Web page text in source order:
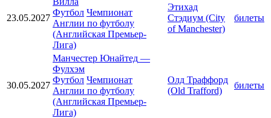
23.05.2027
Футбол Чемпионат
Англии по футболу
(Английская Премьер-
Лига)
Этихад
Стэдиум (City
of Manchester)
билеты
30.05.2027
Манчестер Юнайтед —
Фулхэм
Футбол Чемпионат
Англии по футболу
(Английская Премьер-
Лига)
Олд Траффорд
(Old Trafford)
билеты